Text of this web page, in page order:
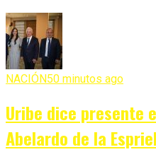
NACIÓN50 minutos ago
Uribe dice presente
Abelardo de la